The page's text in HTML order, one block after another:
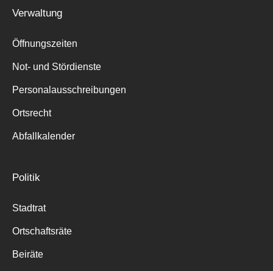
Verwaltung
Öffnungszeiten
Not- und Stördienste
Personalausschreibungen
Ortsrecht
Abfallkalender
Politik
Stadtrat
Ortschaftsräte
Beiräte